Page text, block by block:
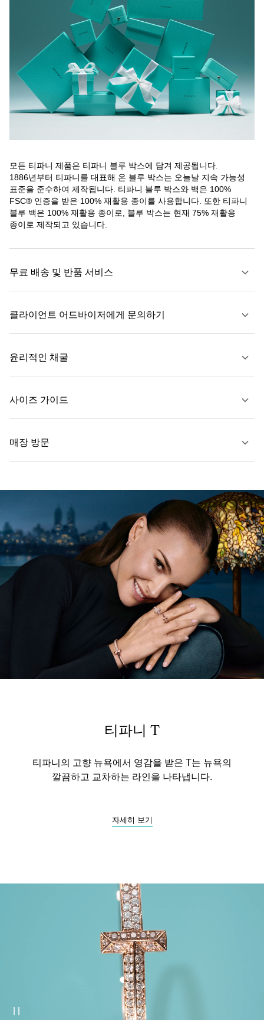
모든 티파니 제품은 티파니 블루 박스에 담겨 제공됩니다.
1886년부터 티파니를 대표해 온 블루 박스는 오늘날 지속 가능성
표준을 준수하여 제작됩니다. 티파니 블루 박스와 백은 100%
FSC® 인증을 받은 100% 재활용 종이를 사용합니다. 또한 티파니
블루 백은 100% 재활용 종이로, 블루 박스는 현재 75% 재활용
종이로 제작되고 있습니다.
무료 배송 및 반품 서비스
자세히 보기
클라이언트 어드바이저에게 문의하기
윤리적인 채굴
사이즈 가이드
자세히 보기
매장 방문
가까운 매장 찾기
티파니 T
티파니의 고향 뉴욕에서 영감을 받은 T는 뉴욕의
깔끔하고 교차하는 라인을 나타냅니다.
자세히 보기